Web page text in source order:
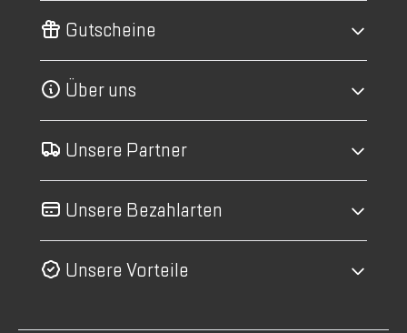
Gutscheine
Über uns
Unsere Partner
Unsere Bezahlarten
Unsere Vorteile